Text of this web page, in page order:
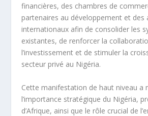
financières, des chambres de
partenaires au développement et des
internationaux afin de consolider les
existantes, de renforcer la
l’investissement et de stimuler la
secteur privé au Nigéria.
Cette manifestation de haut niveau a
l’importance stratégique du Nigéria,
d’Afrique, ainsi que le rôle crucial de